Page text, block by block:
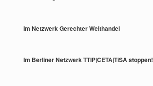
Im Netzwerk Gerechter Welthandel
Im Berliner Netzwerk TTIP|CETA|TiSA stoppen!